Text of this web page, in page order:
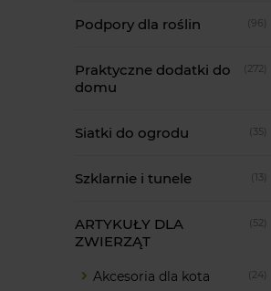
Podpory dla roślin (96)
Praktyczne dodatki do
domu
(272)
Siatki do ogrodu (35)
Szklarnie i tunele (13)
ARTYKUŁY DLA
ZWIERZĄT
(52)
Akcesoria dla kota (24)